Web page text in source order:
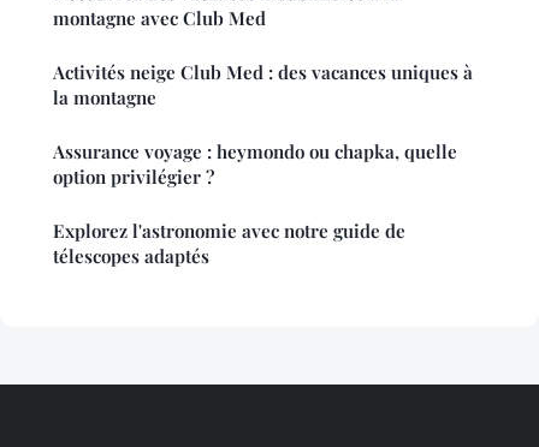
montagne avec Club Med
Activités neige Club Med : des vacances uniques à
la montagne
Assurance voyage : heymondo ou chapka, quelle
option privilégier ?
Explorez l'astronomie avec notre guide de
télescopes adaptés